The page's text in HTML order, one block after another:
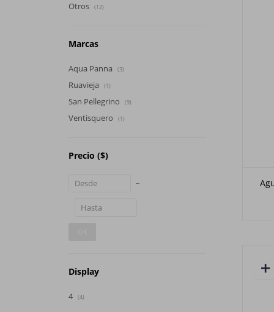
Otros (12)
Marcas
Aqua Panna (3)
Ruavieja (1)
San Pellegrino (9)
Ventisquero (1)
Precio ($)
Display
4 (4)